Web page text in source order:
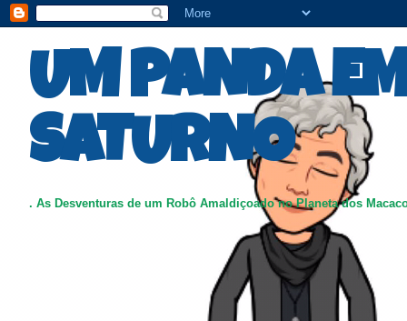
UM PANDA
SATURNO
. As Desventuras de um Robô Amaldiçoado no Planeta dos